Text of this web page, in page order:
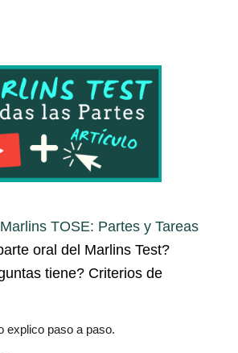
TOSE: Partes y Tareas
oral del Marlins Test?
tiene? Criterios de
explico paso a paso.